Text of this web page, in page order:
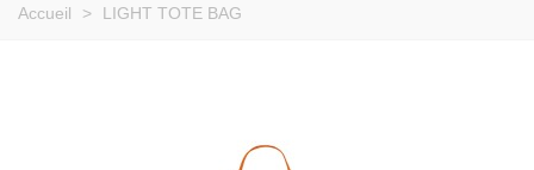
Accueil > LIGHT TOTE BAG